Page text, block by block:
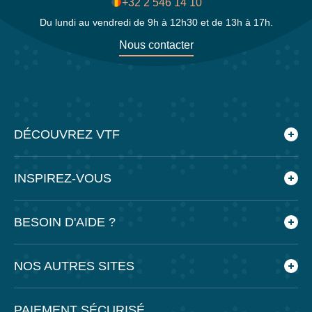
Du lundi au vendredi de 9h à 12h30 et de 13h à 17h.
Nous contacter
DÉCOUVREZ VTF
Nos agences
Espace presse
INSPIREZ-VOUS
BESOIN D'AIDE ?
NOS AUTRES SITES